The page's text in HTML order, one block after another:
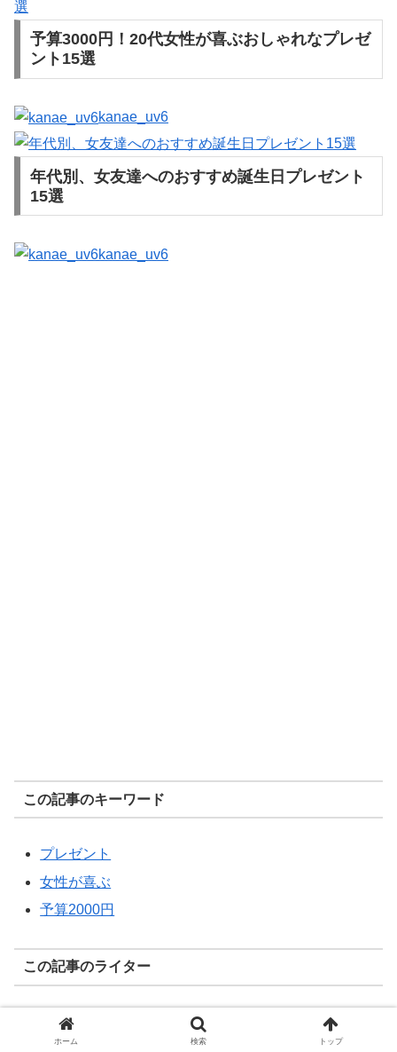
予算3000円！20代女性が喜ぶおしゃれなプレゼ
ント15選
kanae_uv6
年代別、女友達へのおすすめ誕生日プレゼント
15選
kanae_uv6
この記事のキーワード
プレゼント
女性が喜ぶ
予算2000円
この記事のライター
kanae_uv6
ホーム 検索 トップ